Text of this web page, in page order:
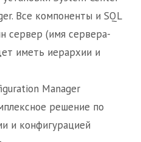
Все компоненты и SQL
сервер (имя сервера-
иметь иерархии и
Manager
решение по
и конфигурацией